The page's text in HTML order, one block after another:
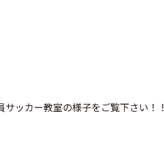
ッカー教室の様子をご覧下さい！！